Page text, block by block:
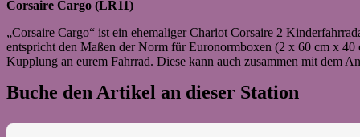
Corsaire Cargo (LR11)
„Corsaire Cargo“ ist ein ehemaliger Chariot Corsaire 2
entspricht den Maßen der Norm für Euronormboxen (2 x 60 cm x
Kupplung an eurem Fahrrad. Diese kann auch zusammen mit dem
Buche den Artikel an dieser Station